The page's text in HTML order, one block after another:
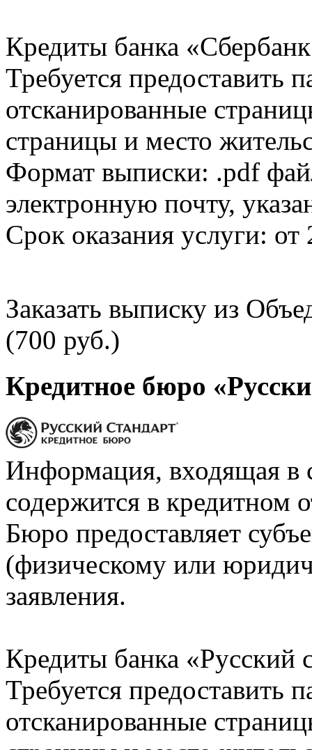
Кредиты банка
Требуется предоставить
отсканированные
страницы и место
Формат выписки: .pdf
электронную почту,
Срок оказания услуги: от
Заказать выписку из
(700 руб.)
Кредитное бюро
Информация, входящая в
содержится в кредитном
Бюро предоставляет
(физическому или
заявления.
Кредиты банка «Русский
Требуется предоставить
отсканированные